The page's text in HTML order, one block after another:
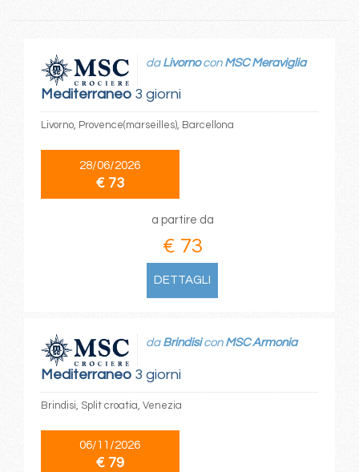
Mediterraneo3 giorni
da Livornocon MSC Meraviglia
Livorno, Provence(marseilles), Barcellona
28/06/2026
€ 73
a partire da
€ 73
DETTAGLI
Mediterraneo3 giorni
da Brindisicon MSC Armonia
Brindisi, Split croatia, Venezia
06/11/2026
€ 79